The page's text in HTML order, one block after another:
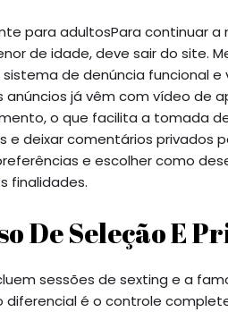
para adultosPara continuar a
de idade, deve sair do site.
de denúncia funcional
anúncios já vêm com vídeo de
o que facilita a tomada
e deixar comentários privados
e escolher como
finalidades.
De Seleção E
sessões de sexting e a
diferencial é o controle